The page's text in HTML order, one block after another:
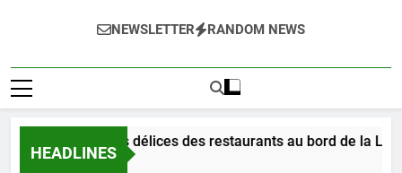
NEWSLETTER RANDOM NEWS
HEADLINES
Dégustez les délices des restaurants au bord de la
16 Heures Ago